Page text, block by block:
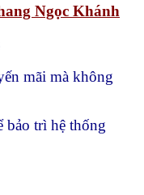
Ngọc Khánh
mãi mà không
bảo trì hệ thống